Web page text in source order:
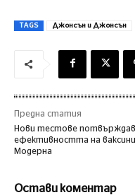
TAGS Джонсън и Джонсън
Предна статия
Нови тестове
ефективността на
Модерна
Остави коментар